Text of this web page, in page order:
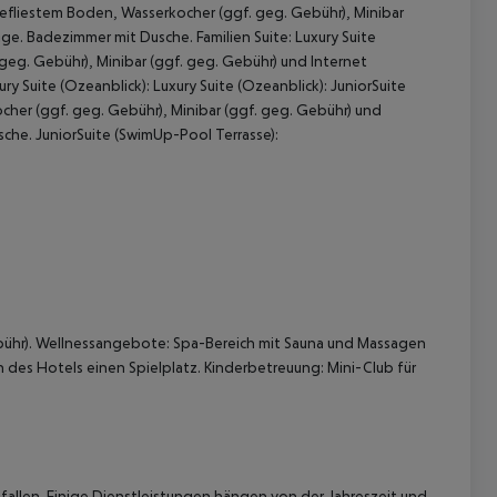
Boden, Wasserkocher (ggf. geg. Gebühr), Minibar
Badezimmer mit Dusche. Familien Suite: Luxury Suite
Gebühr), Minibar (ggf. geg. Gebühr) und Internet
Suite (Ozeanblick): Luxury Suite (Ozeanblick): JuniorSuite
(ggf. geg. Gebühr), Minibar (ggf. geg. Gebühr) und
JuniorSuite (SwimUp-Pool Terrasse):
Wellnessangebote: Spa-Bereich mit Sauna und Massagen
Hotels einen Spielplatz. Kinderbetreuung: Mini-Club für